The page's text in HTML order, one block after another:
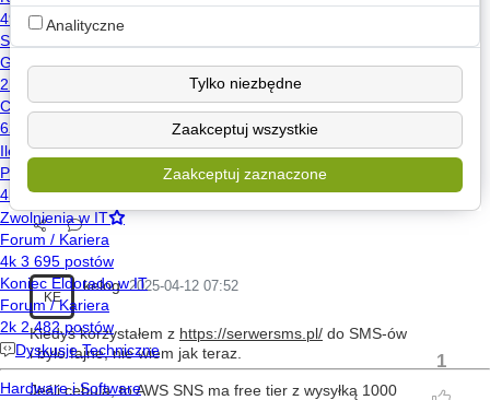
Wcześniej korzystałem z usług OneSignal ale nie są
już otwarci na maluczkich bez domeny i certyfikatu
https.
Czy możecie polecić jakieś tanie i szybkie
rozwiązanie? Dodam, że aplikacja nie jest dostępna z
KE
kelog 2025-04-12 07:52
1
Kiedyś korzystałem z https://serwersms.pl/ do SMS-ów
i było fajne, nie wiem jak teraz.
Jeśli cebula, to AWS SNS ma free tier z wysyłką 1000
Analityczne
Tylko niezbędne
Zaakceptuj wszystkie
Zaakceptuj zaznaczone